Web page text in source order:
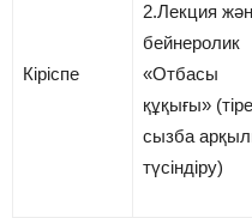
Кіріспе
2.Лекция
бейнеролик
«Отбасы
құқығы»
сызба
түсіндіру)